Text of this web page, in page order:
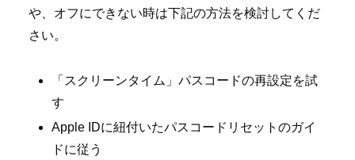
や、オフにできない時は下記の方法を検討してくだ
さい。
「スクリーンタイム」パスコードの再設定を試
す
Apple IDに紐付いたパスコードリセットのガイ
ドに従う